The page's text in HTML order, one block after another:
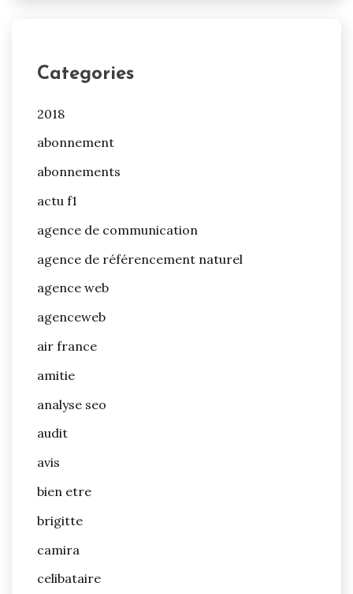
Categories
2018
abonnement
abonnements
actu f1
agence de communication
agence de référencement naturel
agence web
agenceweb
air france
amitie
analyse seo
audit
avis
bien etre
brigitte
camira
celibataire